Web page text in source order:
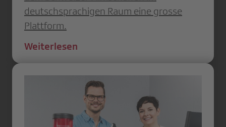
deutschsprachigen Raum eine grosse
Plattform.
Weiterlesen